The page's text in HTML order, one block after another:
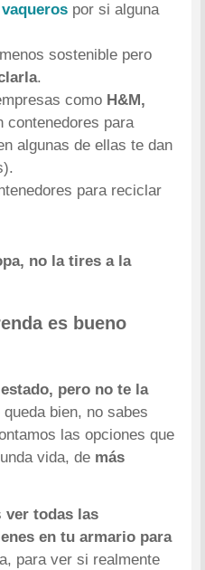
por si alguna
sostenible pero
.
como H&M,
contenedores para
algunas de ellas te dan
para reciclar
no la tires a la
es bueno
pero no te la
bien, no sabes
las opciones que
vida, de más
ver todas las
en tu armario para
para ver si realmente